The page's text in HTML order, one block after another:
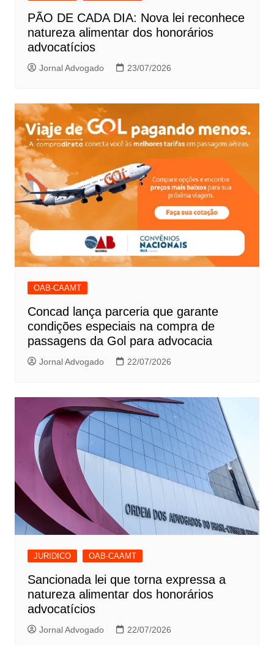
PÃO DE CADA DIA: Nova lei reconhece
natureza alimentar dos honorários
advocatícios
Jornal Advogado 23/07/2026
OAB-CAAMT
Concad lança parceria que garante
condições especiais na compra de
passagens da Gol para advocacia
Jornal Advogado 22/07/2026
JURIDICO OAB-CAAMT
Sancionada lei que torna expressa a
natureza alimentar dos honorários
advocatícios
Jornal Advogado 22/07/2026